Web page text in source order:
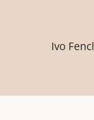
Ivo Fencl